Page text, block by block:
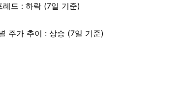
드 : 하락 (7일 기준)
주가 추이 : 상승 (7일 기준)